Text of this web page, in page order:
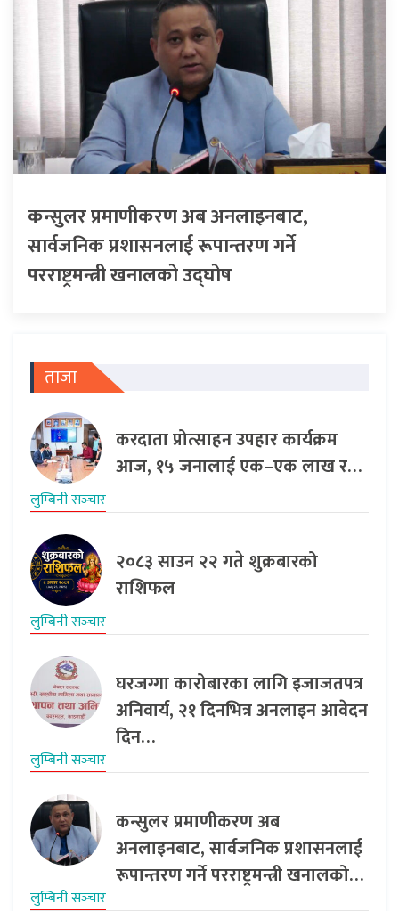
कन्सुलर प्रमाणीकरण अब अनलाइनबाट,
सार्वजनिक प्रशासनलाई रूपान्तरण गर्ने
परराष्ट्रमन्त्री खनालको उद्घोष
ताजा
करदाता प्रोत्साहन उपहार कार्यक्रम
आज, १५ जनालाई एक–एक लाख र…
लुम्बिनी सञ्‍चार
२०८३ साउन २२ गते शुक्रबारको
राशिफल
लुम्बिनी सञ्‍चार
घरजग्गा कारोबारका लागि इजाजतपत्र
अनिवार्य, २१ दिनभित्र अनलाइन आवेदन
दिन…
लुम्बिनी सञ्‍चार
कन्सुलर प्रमाणीकरण अब
अनलाइनबाट, सार्वजनिक प्रशासनलाई
रूपान्तरण गर्ने परराष्ट्रमन्त्री खनालको…
लुम्बिनी सञ्‍चार